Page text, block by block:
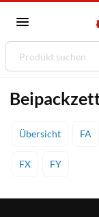
Übersicht FA
FX FY